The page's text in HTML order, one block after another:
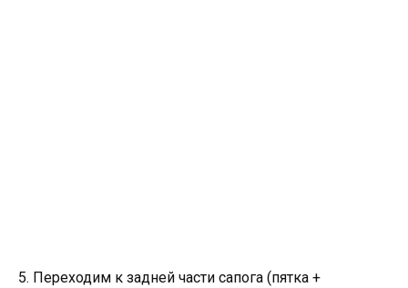
5. Переходим к задней части сапога (пятка +